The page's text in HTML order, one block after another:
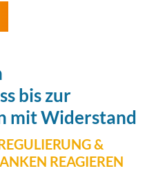
bis zur
mit Widerstand
&
REAGIEREN